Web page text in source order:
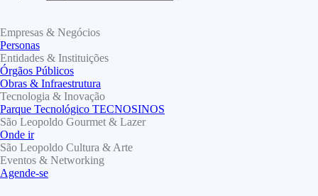
Empresas & Negócios
Personas
Entidades & Instituições
Órgãos Públicos
Obras & Infraestrutura
Tecnologia & Inovação
Parque Tecnológico TECNOSINOS
São Leopoldo Gourmet & Lazer
Onde ir
São Leopoldo Cultura & Arte
Eventos & Networking
Agende-se